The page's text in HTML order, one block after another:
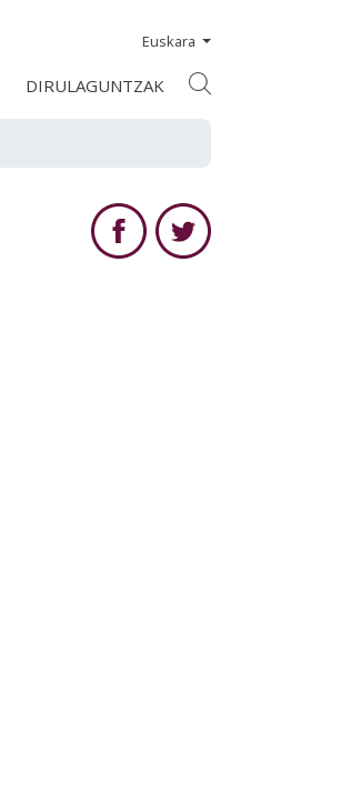
Euskara
DIRULAGUNTZAK